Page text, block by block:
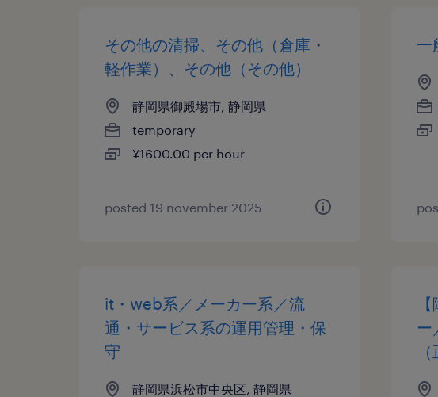
その他の清掃、その他（倉庫・
軽作業）、その他（その他）
静岡県御殿場市, 静岡県
temporary
¥1600.00 per hour
posted 19 november 2025
一
it・web系／メーカー系／流
通・サービス系の運用管理・保
守
静岡県浜松市中央区, 静岡県
ー